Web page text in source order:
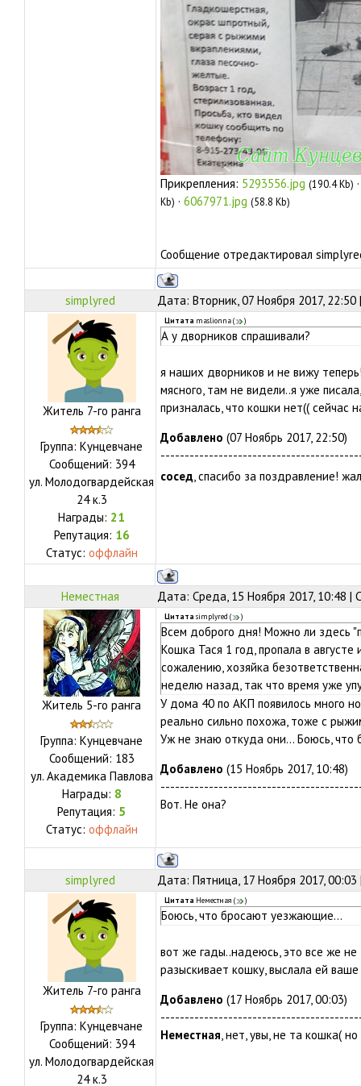
Прикрепления: 5293556.jpg (190.4 Kb)
Kb) · 6067971.jpg (58.8 Kb)
Сообщение отредактировал
simplyred Дата: Вторник, 07 Ноября 2017,
Житель 7-го ранга
Группа: Кунцевчане
Сообщений: 394
ул. Молодогвардейская
24 к.3
Награды: 21
Репутация: 16
Статус: оффлайн
Цитата maslionna( )
А у дворников спрашивали?
я наших дворников и не вижу
мясного, там не видели..я уже
призналась, что кошки нет(( сейчас
Добавлено (07 Ноябрь 2017, 22:50)
сосед, спасибо за поздравление!
Неместная Дата: Среда, 15 Ноября 2017, 10:48 |
Житель 5-го ранга
Группа: Кунцевчане
Сообщений: 183
ул. Академика Павлова
Награды: 8
Репутация: 5
Статус: оффлайн
Цитата simplyred ( )
Всем доброго дня! Можно ли здесь
Кошка Тася 1 год, пропала в
сожалению, хозяйка
неделю назад, так что время уже
У дома 40 по АКП появилось много
реально сильно похожа, тоже с
Уж не знаю откуда они... Боюсь,
Добавлено (15 Ноябрь 2017, 10:48)
Вот. Не она?
simplyred Дата: Пятница, 17 Ноября 2017,
Житель 7-го ранга
Группа: Кунцевчане
Сообщений: 394
ул. Молодогвардейская
24 к.3
Цитата Неместная ( )
Боюсь, что бросают уезжающие...
вот же гады..надеюсь, это все же
разыскивает кошку, выслала ей
Добавлено (17 Ноябрь 2017, 00:03)
Неместная, нет, увы, не та кошка(